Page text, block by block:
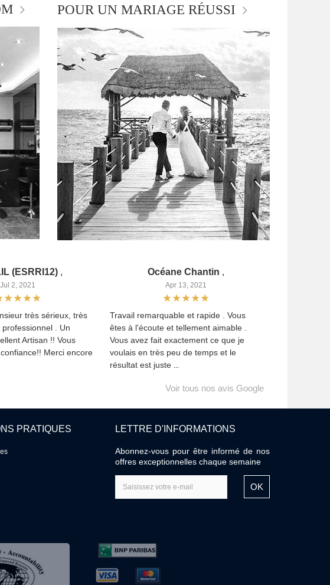
POUR UN MARIAGE RÉUSSI
(ESRRI12) ,
Jul 2, 2021
très sérieux, très
. Un
Artisan !! Vous
Merci encore
Océane Chantin ,
Apr 13, 2021
Travail remarquable et rapide . Vous
êtes à l'écoute et tellement aimable .
Vous avez fait exactement ce que je
voulais en très peu de temps et le
résultat est juste ...
Voir tous nos avis Google
PRATIQUES LETTRE D'INFORMATIONS
Abonnez-vous pour être informé de nos
offres exceptionnelles chaque semaine
OK